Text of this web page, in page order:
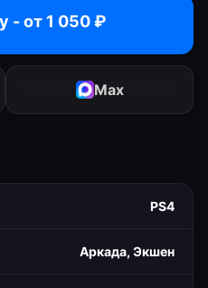
- от 1 050₽
Max
PS4
Аркада, Экшен